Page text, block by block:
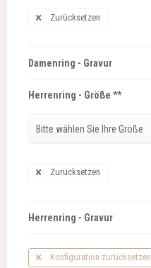
Zurücksetzen
Damenring - Gravur
Herrenring - Größe **
Zurücksetzen
Herrenring - Gravur
Konfiguration zurücksetzen